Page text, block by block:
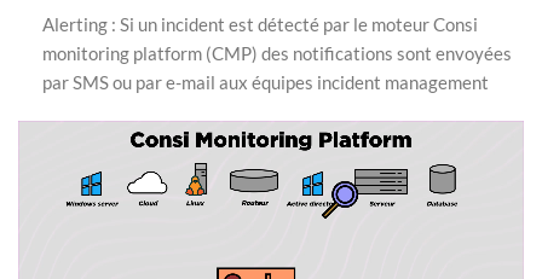
Alerting : Si un incident est détecté par le moteur Consi
monitoring platform (CMP) des notifications sont envoyées
par SMS ou par e-mail aux équipes incident management